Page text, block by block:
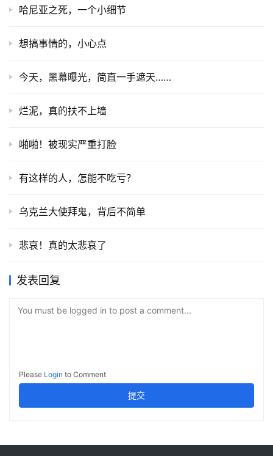
哈尼亚之死，一个小细节
想搞事情的，小心点
今天，黑幕曝光，简直一手遮天……
烂泥，真的扶不上墙
啪啪！被现实严重打脸
有这样的人，怎能不吃亏？
乌克兰大使拜鬼，背后不简单
悲哀！真的太悲哀了
发表回复
You must be logged in to post a comment...
Please Login to Comment
提交